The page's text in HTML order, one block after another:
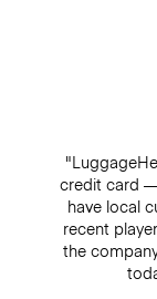
credit card
have local
recent
the